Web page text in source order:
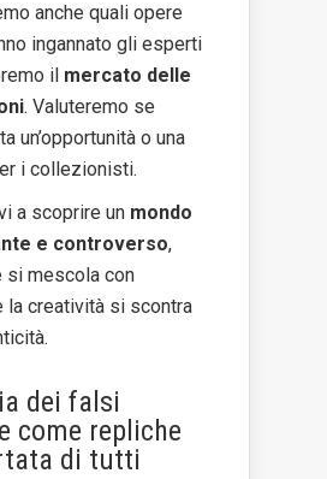
anche quali opere
ingannato gli esperti
il mercato delle
. Valuteremo se
un’opportunità o una
i collezionisti.
a scoprire un mondo
e controverso,
si mescola con
la creatività si scontra
dei falsi
come repliche
di tutti